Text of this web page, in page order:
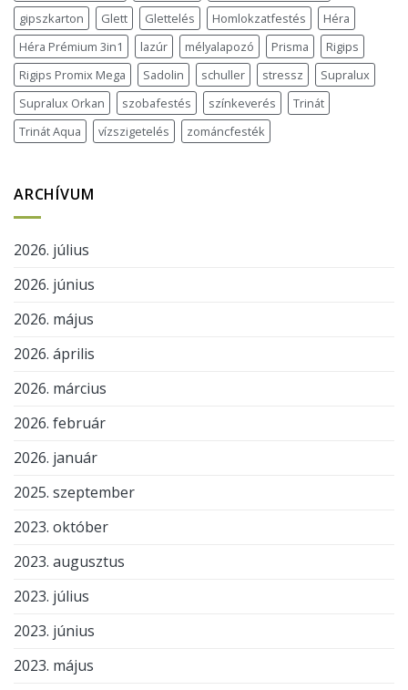
gipszkarton
Glett Glettelés Homlokzatfestés
Héra
Héra Prémium 3in1
lazúr mélyalapozó Prisma
Rigips
Rigips Promix Mega
Sadolin schuller stressz
Supralux
Supralux Orkan
szobafestés színkeverés
Trinát
Trinát Aqua
vízszigetelés zománcfesték
ARCHÍVUM
2026. július
2026. június
2026. május
2026. április
2026. március
2026. február
2026. január
2025. szeptember
2023. október
2023. augusztus
2023. július
2023. június
2023. május